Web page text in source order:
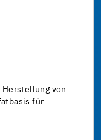
von
für